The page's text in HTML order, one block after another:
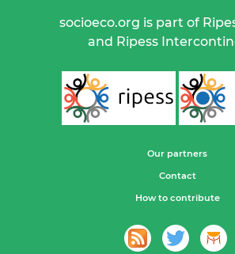
socioeco.org is part of
and Ripess
Our partners
Contact
How to contribute